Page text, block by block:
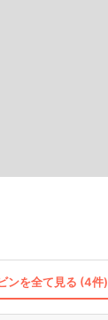
ンを全て見る (4件)